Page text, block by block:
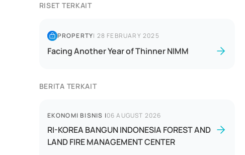
RISET TERKAIT
PROPERTY| 28 FEBRUARY 2025
Facing Another Year of Thinner NIMM
BERITA TERKAIT
EKONOMI BISNIS |06 AUGUST 2026
RI-KOREA BANGUN INDONESIA FOREST AND
LAND FIRE MANAGEMENT CENTER